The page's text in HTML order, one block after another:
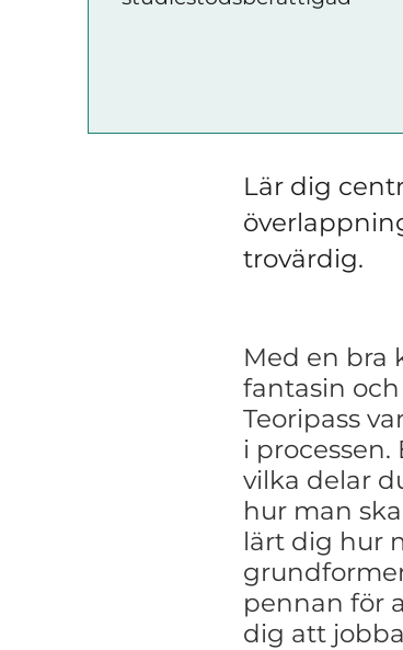
Lär dig
trovärdig.
Med en bra
fantasin
Teoripass
i
vilka delar
hur man
lärt dig hur
pennan för
dig att